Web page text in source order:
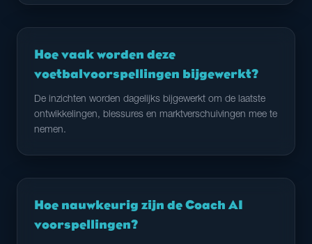
Hoe vaak worden deze
voetbalvoorspellingen bijgewerkt?
De inzichten worden dagelijks bijgewerkt om de laatste
ontwikkelingen, blessures en marktverschuivingen mee te
nemen.
Hoe nauwkeurig zijn de Coach AI
voorspellingen?